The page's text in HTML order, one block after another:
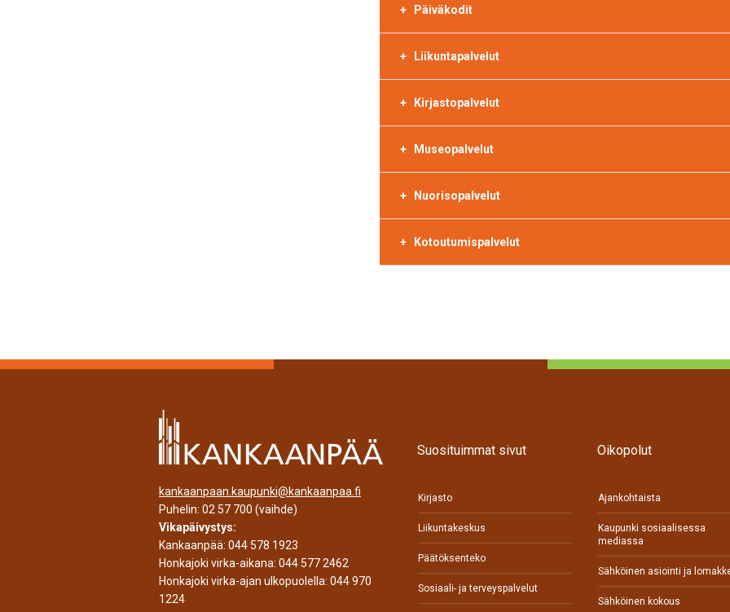
Päiväkodit
Liikuntapalvelut
Kirjastopalvelut
Museopalvelut
Nuorisopalvelut
Kotoutumispalvelut
kankaanpaan.kaupunki@kankaanpaa.fi
Puhelin: 02 57 700 (vaihde)
Vikapäivystys:
Kankaanpää: 044 578 1923
Honkajoki virka-aikana: 044 577 2462
Honkajoki virka-ajan ulkopuolella: 044 970
1224
Suosituimmat sivut
Kirjasto
Liikuntakeskus
Päätöksenteko
Sosiaali- ja terveyspalvelut
Oikopolut
Ajankohtaista
Kaupunki sosiaalisessa
mediassa
Sähköinen asiointi ja
Sähköinen kokous